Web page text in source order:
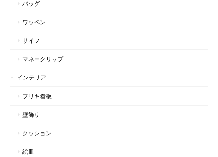
バッグ
ワッペン
サイフ
マネークリップ
インテリア
ブリキ看板
壁飾り
クッション
絵皿